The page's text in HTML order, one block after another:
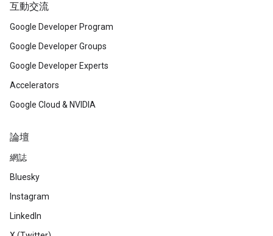
互動交流
Google Developer Program
Google Developer Groups
Google Developer Experts
Accelerators
Google Cloud & NVIDIA
論壇
網誌
Bluesky
Instagram
LinkedIn